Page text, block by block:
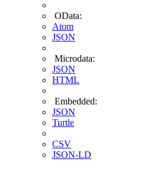
OData:
Atom
JSON
Microdata:
JSON
HTML
Embedded:
JSON
Turtle
CSV
JSON-LD